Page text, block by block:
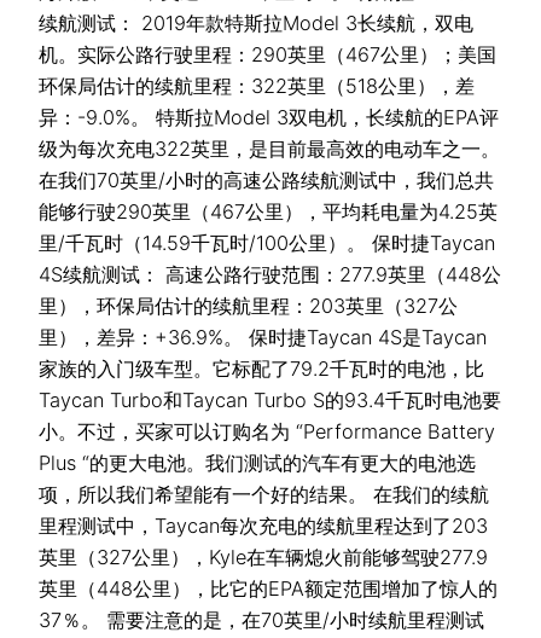
续航测试： 2019年款特斯拉Model 3长续航，双电
机。实际公路行驶里程：290英里（467公里）；美国
环保局估计的续航里程：322英里（518公里），差
异：-9.0%。 特斯拉Model 3双电机，长续航的EPA评
级为每次充电322英里，是目前最高效的电动车之一。
在我们70英里/小时的高速公路续航测试中，我们总共
能够行驶290英里（467公里），平均耗电量为4.25英
里/千瓦时（14.59千瓦时/100公里）。 保时捷Taycan
4S续航测试： 高速公路行驶范围：277.9英里（448公
里），环保局估计的续航里程：203英里（327公
里），差异：+36.9%。 保时捷Taycan 4S是Taycan
家族的入门级车型。它标配了79.2千瓦时的电池，比
Taycan Turbo和Taycan Turbo S的93.4千瓦时电池要
小。不过，买家可以订购名为 “Performance Battery
Plus “的更大电池。我们测试的汽车有更大的电池选
项，所以我们希望能有一个好的结果。 在我们的续航
里程测试中，Taycan每次充电的续航里程达到了203
英里（327公里），Kyle在车辆熄火前能够驾驶277.9
英里（448公里），比它的EPA额定范围增加了惊人的
37％。 需要注意的是，在70英里/小时续航里程测试